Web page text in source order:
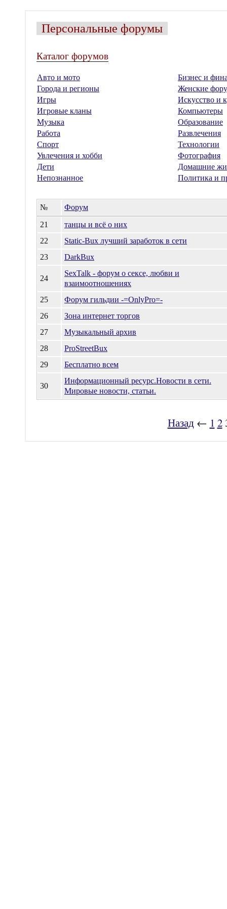
Персональные форумы
Каталог форумов
Авто и мото
Бизнес и
Города и регионы
Женские
Игры
Искусство и
Игровые кланы
Компьютеры
Музыка
Образование
Работа
Развлечения
Спорт
Технологии
Увлечения и хобби
Фотография
Дети
Домашние
Непознанное
Политика и
№
Форум
21
танцы и всё о них
22
Static-Bux лучший заработок в сети
23
DarkBux
24
SexTalk - форум о сексе, любви и
взаимоотношениях
25
Форум гильдии -=OnlyPro=-
26
Зона интернет торгов
27
Музыкальный архив
28
ProStreetBux
29
Бесплатно всем
30
Информационный ресурс.Новости в сети.
Мировые новости, статьи.
Назад← 1 2